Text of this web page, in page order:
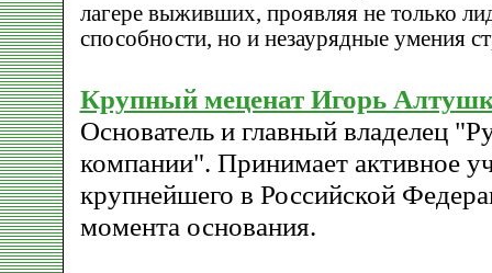
лагере выживших, проявляя не только
способности, но и незаурядные умения
Крупный меценат Игорь
Основатель и главный владелец
компании". Принимает активное
крупнейшего в Российской
момента основания.